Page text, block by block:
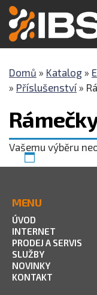
Domů » Katalog »
» Příslušenství »
Vašemu výběru
MENU
ÚVOD
INTERNET
PRODEJ A SERVIS
SLUŽBY
NOVINKY
KONTAKT